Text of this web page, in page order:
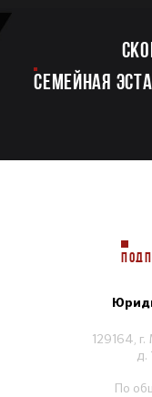
Семейная
129164,
д.
По